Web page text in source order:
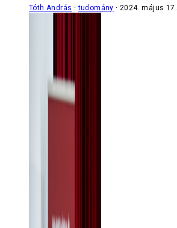
Tóth András tudomány 2024. május 17.